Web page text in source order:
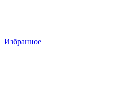
Избранное